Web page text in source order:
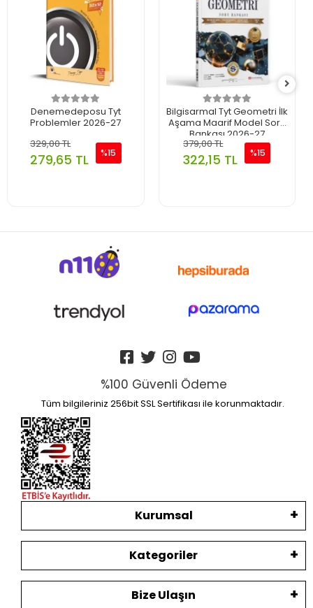
Denemedeposu Tyt
Problemler 2026-27
329,00 TL
279,65 TL %15
Bilgisarmal Tyt Geometri İlk
Aşama Maarif Model Soru
Bankası 2026-27
379,00 TL
322,15 TL %15
%100 Güvenli Ödeme
Tüm bilgileriniz 256bit SSL Sertifikası ile korunmaktadır.
Kurumsal
Kategoriler
Bize Ulaşın